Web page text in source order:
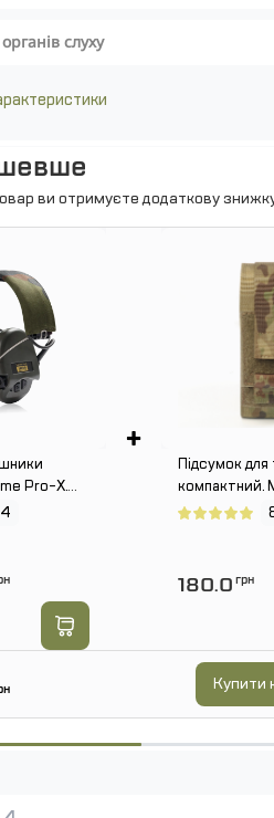
слуху
ви отримуєте додаткову
Pro-X.
4
+
Підсумок для
компактний.
180.0 грн
Купити